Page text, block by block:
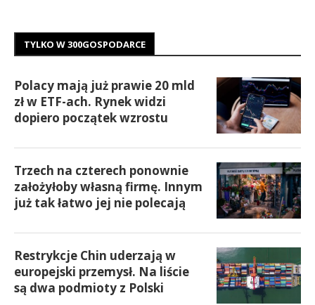
TYLKO W 300GOSPODARCE
Polacy mają już prawie 20 mld
zł w ETF-ach. Rynek widzi
dopiero początek wzrostu
Trzech na czterech ponownie
założyłoby własną firmę. Innym
już tak łatwo jej nie polecają
Restrykcje Chin uderzają w
europejski przemysł. Na liście
są dwa podmioty z Polski